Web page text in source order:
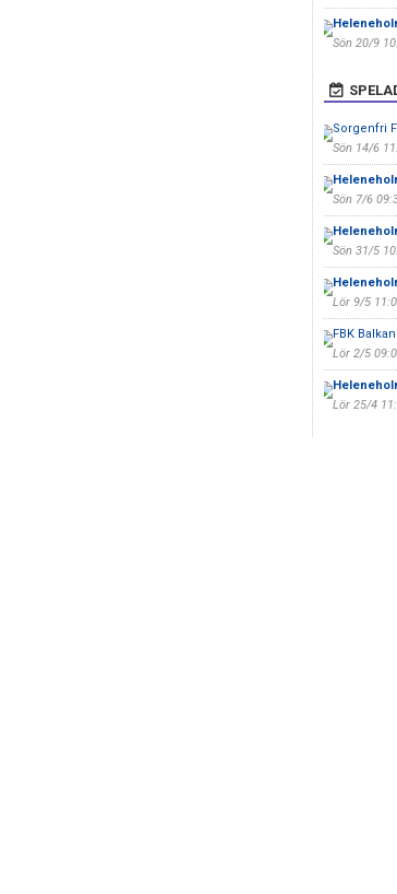
Sön 20/9
Sorgenfri
Sön 14/6
Sön 7/6
Sön 31/5
Lör 9/5
FBK
Lör 2/5
Lör 25/4